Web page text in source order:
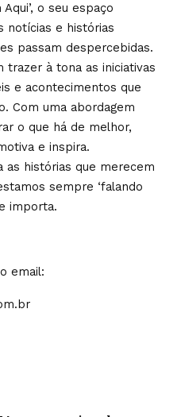
o seu espaço
notícias e histórias
passam despercebidas.
trazer à tona as iniciativas
e acontecimentos que
Com uma abordagem
o que há de melhor,
e inspira.
as histórias que merecem
sempre ‘falando
importa.
email: